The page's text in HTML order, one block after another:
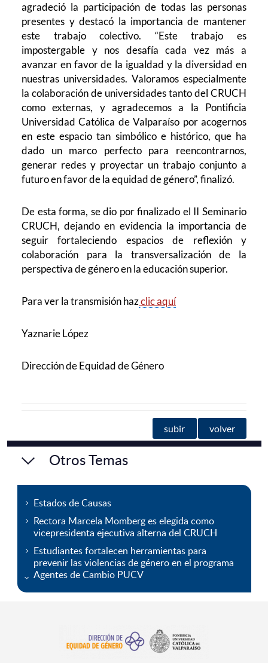
agradeció la participación de todas las personas
presentes y destacó la importancia de mantener
este trabajo colectivo. “Este trabajo es
impostergable y nos desafía cada vez más a
avanzar en favor de la igualdad y la diversidad en
nuestras universidades. Valoramos especialmente
la colaboración de universidades tanto del CRUCH
como externas, y agradecemos a la Pontificia
Universidad Católica de Valparaíso por acogernos
en este espacio tan simbólico e histórico, que ha
dado un marco perfecto para reencontrarnos,
generar redes y proyectar un trabajo conjunto a
futuro en favor de la equidad de género”, finalizó.
De esta forma, se dio por finalizado el II Seminario
CRUCH, dejando en evidencia la importancia de
seguir fortaleciendo espacios de reflexión y
colaboración para la transversalización de la
perspectiva de género en la educación superior.
Para ver la transmisión hazclic aquí
Yaznarie López
Dirección de Equidad de Género
subir volver
Otros Temas
Estados de Causas
Rectora Marcela Momberg es elegida como
vicepresidenta ejecutiva alterna del CRUCH
Estudiantes fortalecen herramientas para
prevenir las violencias de género en el programa
Agentes de Cambio PUCV